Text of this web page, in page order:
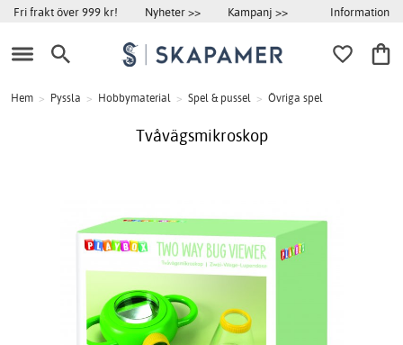
Fri frakt över 999 kr! Nyheter >> Kampanj >> Information
Hem > Pyssla > Hobbymaterial > Spel & pussel > Övriga spel
Tvåvägsmikroskop